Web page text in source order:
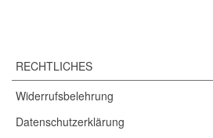
RECHTLICHES
Widerrufsbelehrung
Datenschutzerklärung